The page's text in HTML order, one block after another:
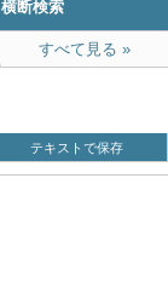
横断検索
すべて見る
テキストで保存